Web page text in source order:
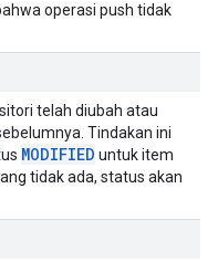
operasi push tidak
telah diubah atau
Tindakan ini
MODIFIED untuk item
tidak ada, status akan